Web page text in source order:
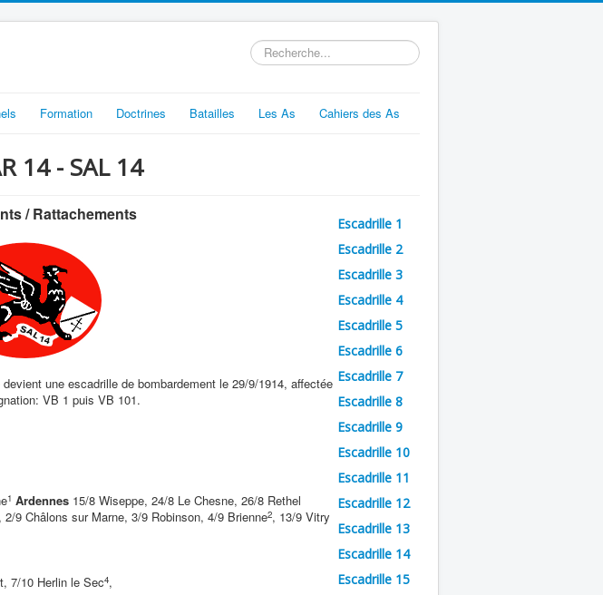
Rechercher
Formation Doctrines Batailles Les As Cahiers des As
14 - SAL 14
/ Rattachements
une escadrille de bombardement le 29/9/1914, affectée
VB 1 puis VB 101.
1 Ardennes 15/8 Wiseppe, 24/8 Le Chesne, 26/8 Rethel
9 Châlons sur Marne, 3/9 Robinson, 4/9 Brienne2, 13/9 Vitry
7/10 Herlin le Sec4,
Escadrille 1
Escadrille 2
Escadrille 3
Escadrille 4
Escadrille 5
Escadrille 6
Escadrille 7
Escadrille 8
Escadrille 9
Escadrille 10
Escadrille 11
Escadrille 12
Escadrille 13
Escadrille 14
Escadrille 15